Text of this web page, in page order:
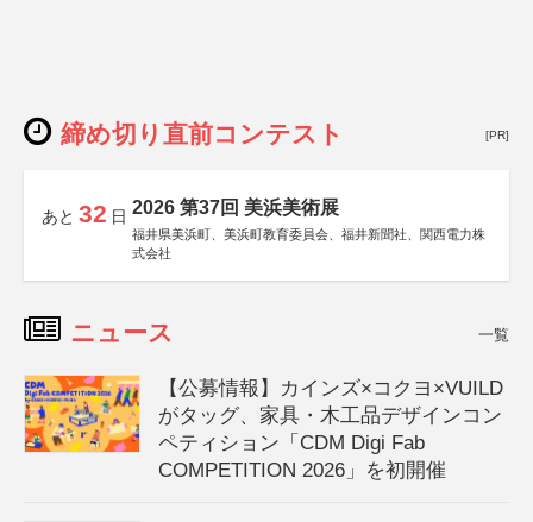
締め切り直前コンテスト [PR]
あと 32 日 2026 第37回 美浜美術展
福井県美浜町、美浜町教育委員会、福井新聞社、関西電力株
式会社
ニュース 一覧
【公募情報】カインズ×コクヨ×VUILD
がタッグ、家具・木工品デザインコン
ペティション「CDM Digi Fab
COMPETITION 2026」を初開催